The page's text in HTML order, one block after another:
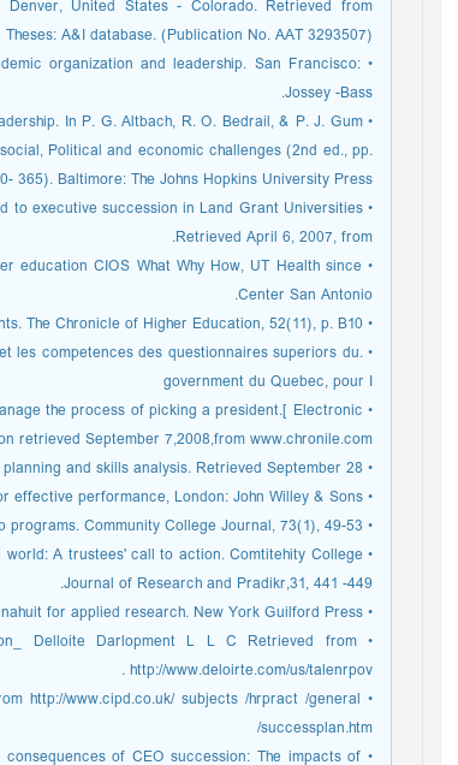
United States - Colorado. Retrieved from
A&I database. (Publication No. AAT 3293507).
organization and leadership. San Francisco:
Jossey -Bass.
In P. G. Altbach, R. O. Bedrail, & P. J. Gum
Political and economic challenges (2nd ed., pp.
365). Baltimore: The Johns Hopkins University Press.
to executive succession in Land Grant Universities
Retrieved April 6, 2007, from.
education CIOS What Why How, UT Health since
Center San Antonio.
• Bornstein, R. (2005). The nature and nurture of presidents. The Chronicle of Higher Education, 52(11), p. B10.
les competences des questionnaires superiors du.
government du Quebec, pour I
the process of picking a president.[ Electronic
retrieved September 7,2008,from www.chronile.com
• Bowman, S. (2008). Board succession planning and skills analysis. Retrieved September 28,
• Boyarzis, R. E, (1982), The emptiest manager a model for effective performance, London: John Willey & Sons.
• Bragg, D. (2002). Doing their best: Exemplary graduate leadership programs. Community College Journal, 73(1), 49-53.
A trustees' call to action. Comtitehity College
Journal of Research and Pradikr,31, 441 -449.
• Brown, T. A. (2006). Conlarnahay factor anahuit for applied research. New York Guilford Press.
Delloite Darlopment L L C Retrieved from
http://www.deloirte.com/us/talenrpov .
http://www.cipd.co.uk/ subjects /hrpract /general
/successplan.htm
of CEO succession: The impacts of